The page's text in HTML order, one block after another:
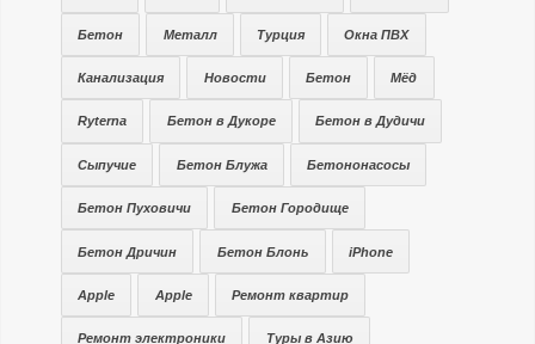
Бетон Металл Турция Окна ПВХ
Канализация Новости Бетон Мёд
Ryterna Бетон в Дукоре Бетон в Дудичи
Сыпучие Бетон Блужа Бетононасосы
Бетон Пуховичи Бетон Городище
Бетон Дричин Бетон Блонь iPhone
Apple Apple Ремонт квартир
Ремонт электроники Туры в Азию